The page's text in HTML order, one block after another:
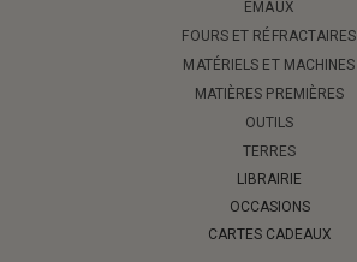
ÉMAUX
FOURS ET RÉFRACTAIRES
MATÉRIELS ET MACHINES
MATIÈRES PREMIÈRES
OUTILS
TERRES
LIBRAIRIE
OCCASIONS
CARTES CADEAUX